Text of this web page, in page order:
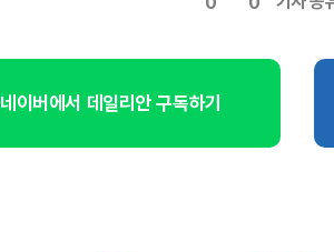
네이버에서 데일리안 구독하기